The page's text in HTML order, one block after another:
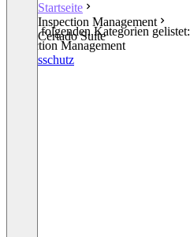
Startseite
Inspection Management
Certado Suite
In den folgenden Kategorien gelistet:
Inspection Management
Arbeitsschutz